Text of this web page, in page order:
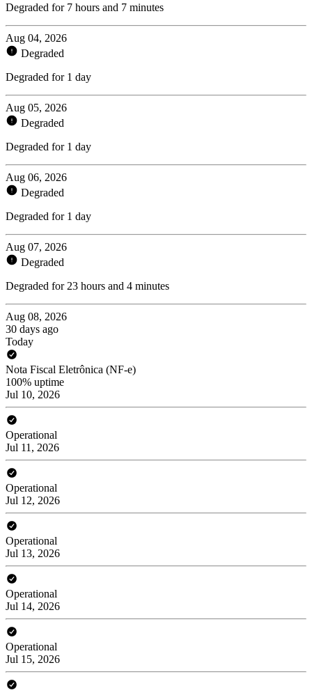
Degraded for 7 hours and 7 minutes
Aug 04, 2026
Degraded
Degraded for 1 day
Aug 05, 2026
Degraded
Degraded for 1 day
Aug 06, 2026
Degraded
Degraded for 1 day
Aug 07, 2026
Degraded
Degraded for 23 hours and 4 minutes
Aug 08, 2026
30 days ago
Today
Nota Fiscal Eletrônica (NF-e)
100% uptime
Jul 10, 2026
Operational
Jul 11, 2026
Operational
Jul 12, 2026
Operational
Jul 13, 2026
Operational
Jul 14, 2026
Operational
Jul 15, 2026